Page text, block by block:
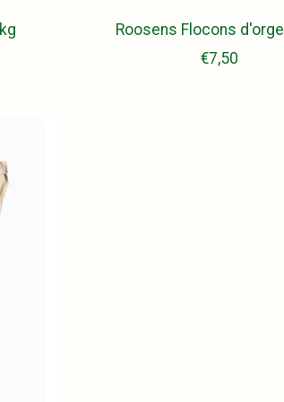
Roosens Flocons
€7,50